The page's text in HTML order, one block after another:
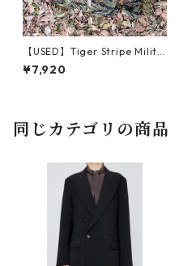
【USED】Tiger Stripe Milita
ry Shirt Jacket
¥7,920
同じカテゴリの商品